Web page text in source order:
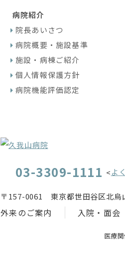
病院紹介
院長あいさつ
病院概要・施設基準
施設・病棟ご紹介
個人情報保護方針
病院機能評価認定
03-3309-1111 <よ
〒157-0061 東京都世田谷区北烏
外来のご案内 入院・面会
医療